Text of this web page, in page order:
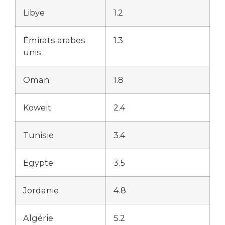
Libye 1.2
Émirats arabes
unis
1.3
Oman 1.8
Koweit 2.4
Tunisie 3.4
Egypte 3.5
Jordanie 4.8
Algérie 5.2